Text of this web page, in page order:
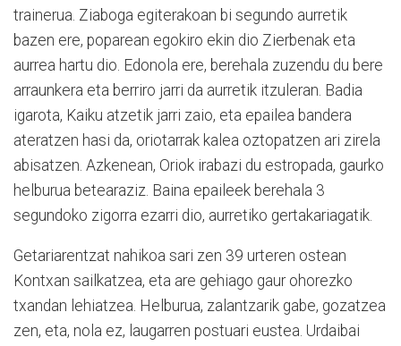
trainerua. Ziaboga egiterakoan bi segundo aurretik
bazen ere, poparean egokiro ekin dio Zierbenak eta
aurrea hartu dio. Edonola ere, berehala zuzendu du bere
arraunkera eta berriro jarri da aurretik itzuleran. Badia
igarota, Kaiku atzetik jarri zaio, eta epailea bandera
ateratzen hasi da, oriotarrak kalea oztopatzen ari zirela
abisatzen. Azkenean, Oriok irabazi du estropada, gaurko
helburua betearaziz. Baina epaileek berehala 3
segundoko zigorra ezarri dio, aurretiko gertakariagatik.
Getariarentzat nahikoa sari zen 39 urteren ostean
Kontxan sailkatzea, eta are gehiago gaur ohorezko
txandan lehiatzea. Helburua, zalantzarik gabe, gozatzea
zen, eta, nola ez, laugarren postuari eustea. Urdaibai